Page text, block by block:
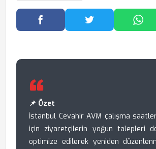
Facebook'ta Paylaş
Twitter'da
📌 Özet
İstanbul Cevahir AVM çalışma
için ziyaretçilerin yoğun talepleri
optimize edilerek yeniden